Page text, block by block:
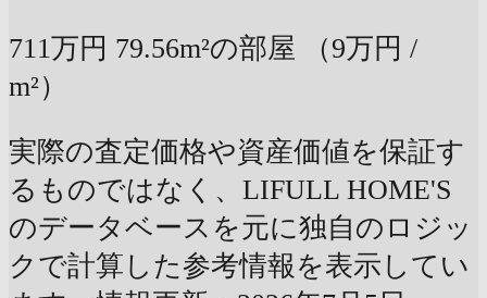
711万円 79.56m²の部屋
（9万円 /
m²）
実際の査定価格や資産価値を保証す
るものではなく、LIFULL HOME'S
のデータベースを元に独自のロジッ
クで計算した参考情報を表示してい